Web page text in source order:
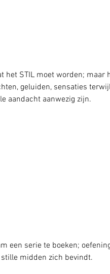
het STIL moet worden;
geluiden, sensaties
aandacht aanwezig zijn.
een serie te boeken;
midden zich bevindt.